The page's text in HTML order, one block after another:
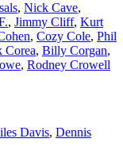
, Nick Cave,
, Jimmy Cliff, Kurt
, Cozy Cole, Phil
Corea, Billy Corgan,
, Rodney Crowell
Davis, Dennis